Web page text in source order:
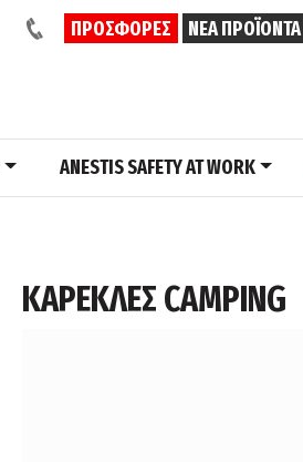
ΠΡΟΣΦΟΡΕΣ ΝΕΑ ΠΡΟΪΟΝΤΑ
ANESTIS SAFETY AT WORK
ΚΑΡΕΚΛΕΣ CAMPING